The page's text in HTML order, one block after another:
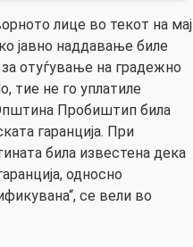
лице во текот на мај
јавно наддавање биле
отуѓување на градежно
тие не го уплатиле
Пробиштип била
гаранција. При
била известена дека
односно
се вели во